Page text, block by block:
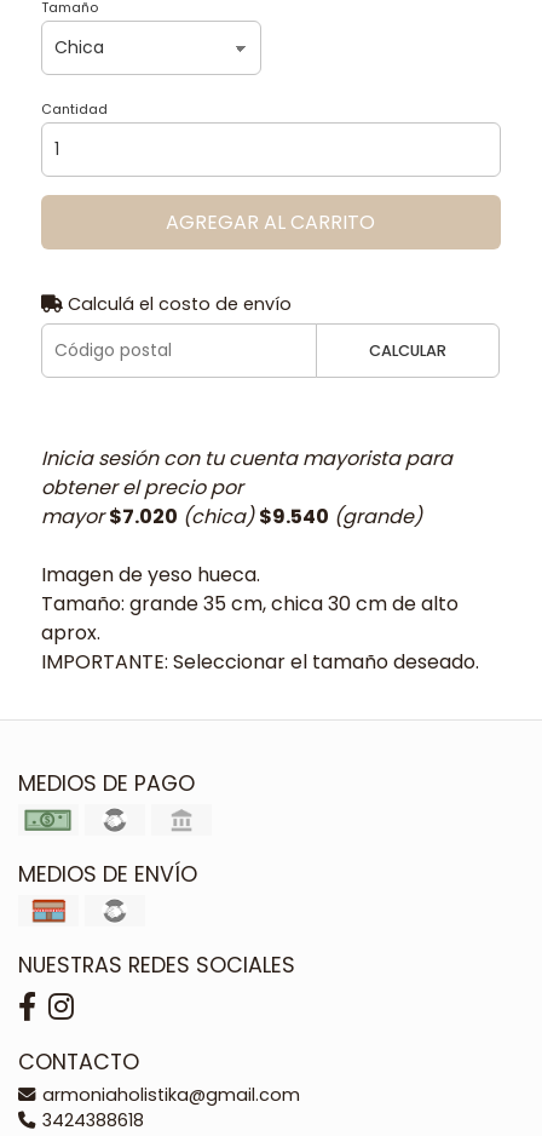
Tamaño
Cantidad
AGREGAR AL CARRITO
Calculá el costo de envío
CALCULAR
Inicia sesión con tu cuenta mayorista para
obtener el precio por
mayor$7.020 (chica)$9.540 (grande)
Imagen de yeso hueca.
Tamaño: grande 35 cm, chica 30 cm de alto
aprox.
IMPORTANTE: Seleccionar el tamaño deseado.
MEDIOS DE PAGO
MEDIOS DE ENVÍO
NUESTRAS REDES SOCIALES
CONTACTO
armoniaholistika@gmail.com
3424388618